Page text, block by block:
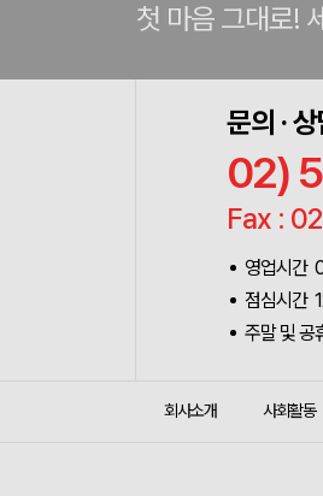
첫 마음 그대로!
문의 ·
02)
Fax :
영업시간
점심시간
주말 및 공
회사소개 사회활동